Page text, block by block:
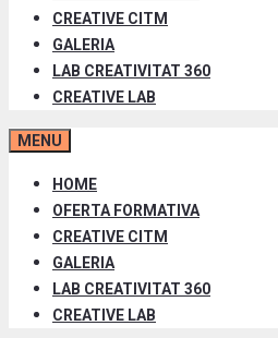
CREATIVE CITM
GALERIA
LAB CREATIVITAT 360
CREATIVE LAB
MENU
HOME
OFERTA FORMATIVA
CREATIVE CITM
GALERIA
LAB CREATIVITAT 360
CREATIVE LAB